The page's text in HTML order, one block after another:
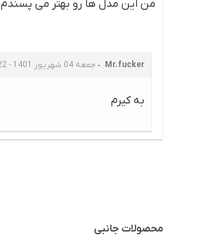
من این مدل ها رو بهتر می پسندم
Mr.fucker جمعه 04 شهریور 1401 - 14:22
به کیرم
محصولات جانبی